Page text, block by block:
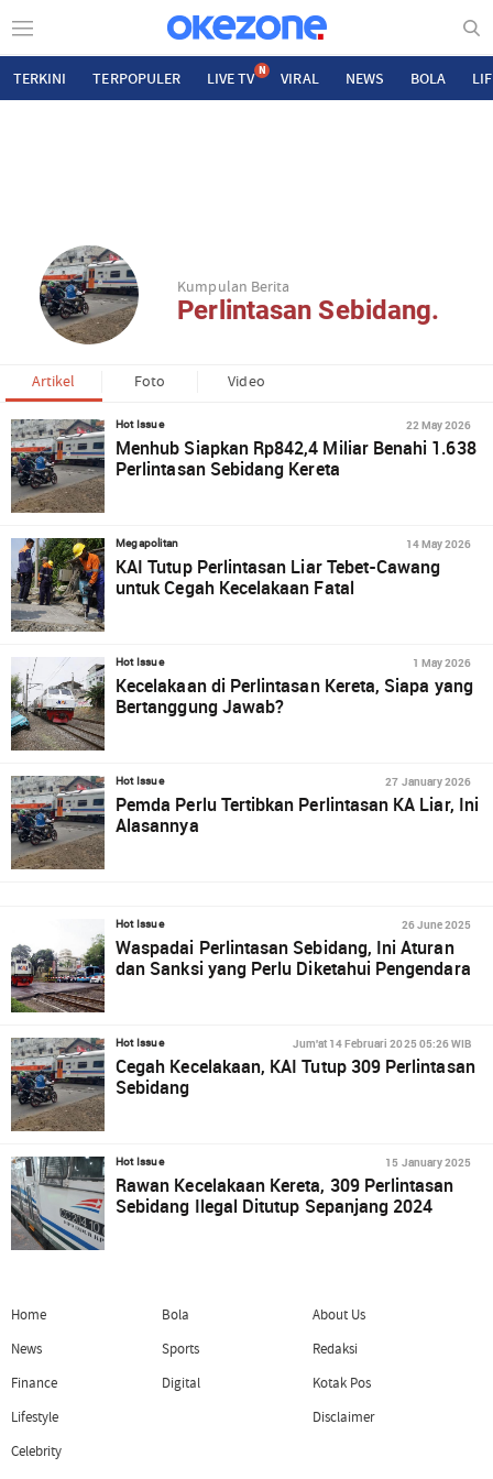
TERKINI TERPOPULER LIVE TV N VIRAL NEWS BOLA
Kumpulan Berita
Perlintasan Sebidang.
Artikel Foto Video
Hot Issue 22 May 2026
Menhub Siapkan Rp842,4 Miliar Benahi 1.638
Perlintasan Sebidang Kereta
Megapolitan 14 May 2026
KAI Tutup Perlintasan Liar Tebet-Cawang
untuk Cegah Kecelakaan Fatal
Hot Issue 1 May 2026
Kecelakaan di Perlintasan Kereta, Siapa yang
Bertanggung Jawab?
Hot Issue 27 January 2026
Pemda Perlu Tertibkan Perlintasan KA Liar, Ini
Alasannya
Hot Issue 26 June 2025
Waspadai Perlintasan Sebidang, Ini Aturan
dan Sanksi yang Perlu Diketahui Pengendara
Hot Issue Jum'at 14 Februari 2025 05:26 WIB
Cegah Kecelakaan, KAI Tutup 309 Perlintasan
Sebidang
Hot Issue 15 January 2025
Rawan Kecelakaan Kereta, 309 Perlintasan
Sebidang Ilegal Ditutup Sepanjang 2024
Home
News
Finance
Lifestyle
Celebrity
Bola
Sports
Digital
About Us
Redaksi
Kotak Pos
Disclaimer